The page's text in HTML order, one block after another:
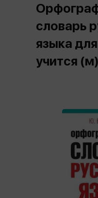
словарь
языка
учится (м)